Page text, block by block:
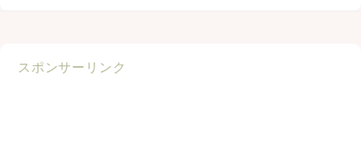
スポンサーリンク